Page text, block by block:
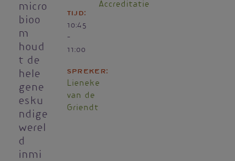
micro
bioo
m
houd
t de
hele
gene
esku
ndige
werel
d
inmi
Tijd
10:45
-
11:00
Spreker
Lieneke
van de
Griendt
Accreditatie